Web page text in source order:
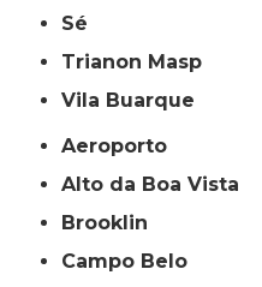
Sé
Trianon Masp
Vila Buarque
Aeroporto
Alto da Boa Vista
Brooklin
Campo Belo